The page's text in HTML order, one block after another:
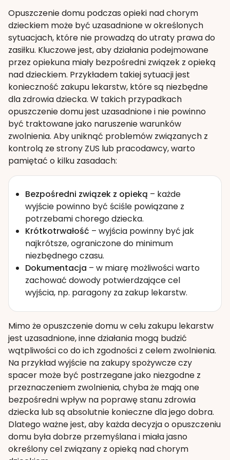
Opuszczenie domu podczas opieki nad chorym
dzieckiem może być uzasadnione w określonych
sytuacjach, które nie prowadzą do utraty prawa do
zasiłku. Kluczowe jest, aby działania podejmowane
przez opiekuna miały bezpośredni związek z opieką
nad dzieckiem. Przykładem takiej sytuacji jest
konieczność zakupu lekarstw, które są niezbędne
dla zdrowia dziecka. W takich przypadkach
opuszczenie domu jest uzasadnione i nie powinno
być traktowane jako naruszenie warunków
zwolnienia. Aby uniknąć problemów związanych z
kontrolą ze strony ZUS lub pracodawcy, warto
pamiętać o kilku zasadach:
Bezpośredni związek z opieką – każde
wyjście powinno być ściśle powiązane z
potrzebami chorego dziecka.
Krótkotrwałość – wyjścia powinny być jak
najkrótsze, ograniczone do minimum
niezbędnego czasu.
Dokumentacja – w miarę możliwości warto
zachować dowody potwierdzające cel
wyjścia, np. paragony za zakup lekarstw.
Mimo że opuszczenie domu w celu zakupu lekarstw
jest uzasadnione, inne działania mogą budzić
wątpliwości co do ich zgodności z celem zwolnienia.
Na przykład wyjście na zakupy spożywcze czy
spacer może być postrzegane jako niezgodne z
przeznaczeniem zwolnienia, chyba że mają one
bezpośredni wpływ na poprawę stanu zdrowia
dziecka lub są absolutnie konieczne dla jego dobra.
Dlatego ważne jest, aby każda decyzja o opuszczeniu
domu była dobrze przemyślana i miała jasno
określony cel związany z opieką nad chorym